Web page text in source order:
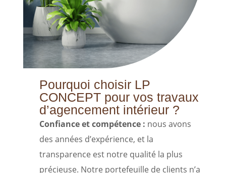
Pourquoi choisir LP
CONCEPT pour vos travaux
d’agencement intérieur ?
Confiance et compétence : nous avons
des années d’expérience, et la
transparence est notre qualité la plus
précieuse. Notre portefeuille de clients n’a